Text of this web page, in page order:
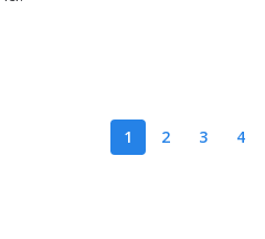
1 2 3 4